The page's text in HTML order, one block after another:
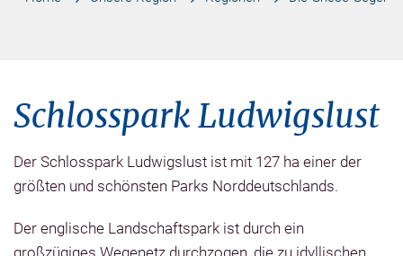
Schlosspark Ludwigslust
Der Schlosspark Ludwigslust ist mit 127 ha einer der
größten und schönsten Parks Norddeutschlands.
Der englische Landschaftspark ist durch ein
großzügiges Wegenetz durchzogen, die zu idyllischen